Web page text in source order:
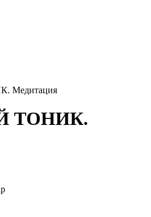
Медитация
ТОНИК.